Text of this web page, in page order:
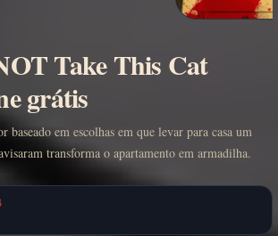
Take This Cat
grátis
em escolhas em que levar para casa um
transforma o apartamento em armadilha.